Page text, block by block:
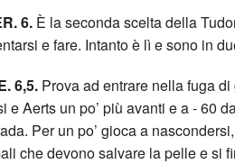
6. È la seconda scelta della
e fare. Intanto è lì e sono in
6,5. Prova ad entrare nella fuga
e Aerts un po’ più avanti e a - 60
Per un po’ gioca a
che devono salvare la pelle e si